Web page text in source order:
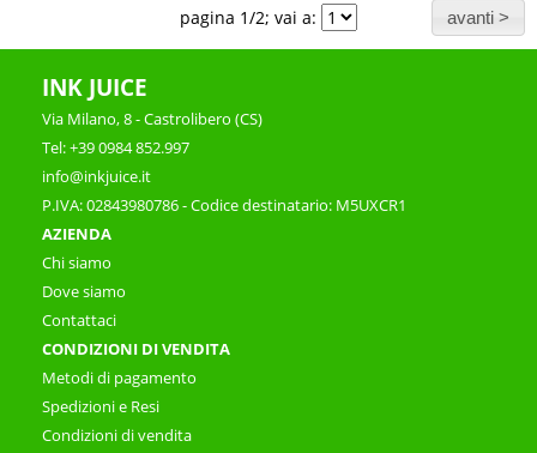
pagina 1/2; vai a:
INK JUICE
Via Milano, 8 - Castrolibero (CS)
Tel: +39 0984 852.997
info@inkjuice.it
P.IVA: 02843980786 - Codice destinatario: M5UXCR1
AZIENDA
Chi siamo
Dove siamo
Contattaci
CONDIZIONI DI VENDITA
Metodi di pagamento
Spedizioni e Resi
Condizioni di vendita